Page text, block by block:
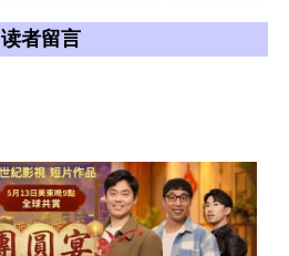
读者留言